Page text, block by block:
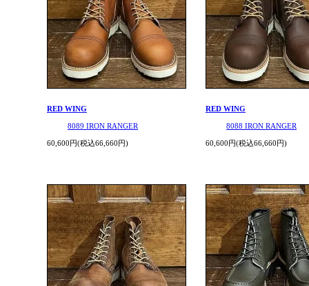
RED WING
8089 IRON RANGER
60,600円(税込66,660円)
RED WING
8088 IRON RANGER
60,600円(税込66,660円)